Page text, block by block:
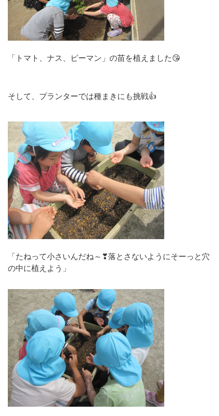
「トマト、ナス、ピーマン」の苗を植えました😘
そして、プランターでは種まきにも挑戦👍
「たねって小さいんだね～❣落とさないようにそーっと穴
の中に植えよう」